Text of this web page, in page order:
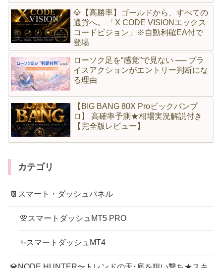
💎【高勝率】ゴールドから、すべての
通貨へ。 「X CODE VISIONエックス
コードビジョン」※自動利確EA付で
登場
ローソク足を“感覚”で見ない ── プラ
イスアクションがエントリー判断にな
る理由
【BIG BANG 80X Proビックバンプ
ロ】 高確率予測★相場実況解説付き
【完全版レビュー】
カテゴリ
📔スマート・ダッシュパネル
🌸スマートダッシュMT5 PRO
✨スマートダッシュMT4